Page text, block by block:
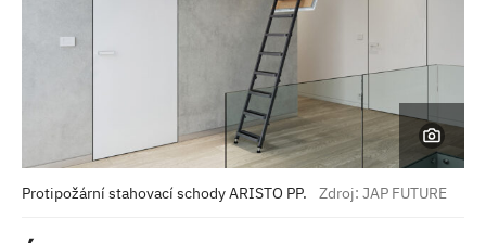
Protipožární stahovací schody ARISTO PP. Zdroj: JAP FUTURE